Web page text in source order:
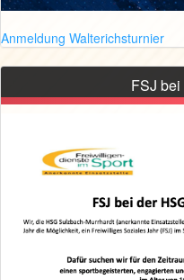
Anmeldung Walterichsturnier
FSJ